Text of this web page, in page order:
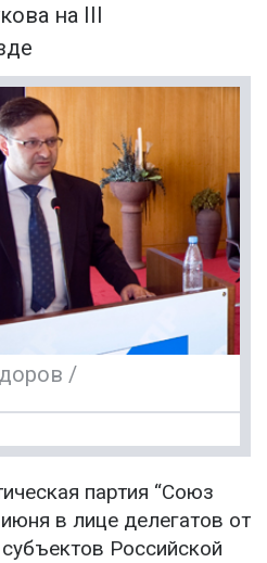
на III
/
партия “Союз
в лице делегатов от
Российской